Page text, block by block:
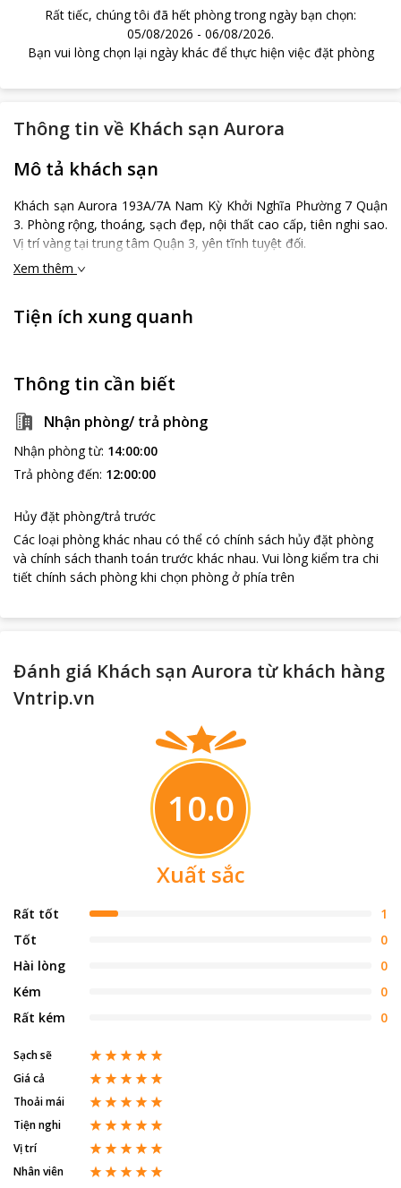
Rất tiếc, chúng tôi đã hết phòng trong ngày bạn chọn:
05/08/2026 - 06/08/2026.
Bạn vui lòng chọn lại ngày khác để thực hiện việc đặt phòng
Thông tin về Khách sạn Aurora
Mô tả khách sạn
Khách sạn Aurora 193A/7A Nam Kỳ Khởi Nghĩa Phường 7 Quận
3. Phòng rộng, thoáng, sạch đẹp, nội thất cao cấp, tiên nghi sao.
Vị trí vàng tại trung tâm Quận 3, yên tĩnh tuyệt đối.
Xem thêm
Tiện ích xung quanh
Thông tin cần biết
Nhận phòng/ trả phòng
Nhận phòng từ: 14:00:00
Trả phòng đến: 12:00:00
Hủy đặt phòng/trả trước
Các loại phòng khác nhau có thể có chính sách hủy đặt phòng
và chính sách thanh toán trước khác nhau. Vui lòng kiểm tra chi
tiết chính sách phòng khi chọn phòng ở phía trên
Đánh giá Khách sạn Aurora từ khách hàng
Vntrip.vn
10.0
Xuất sắc
Rất tốt
1
Tốt
0
Hài lòng
0
Kém
0
Rất kém
0
Sạch sẽ
Giá cả
Thoải mái
Tiện nghi
Vị trí
Nhân viên